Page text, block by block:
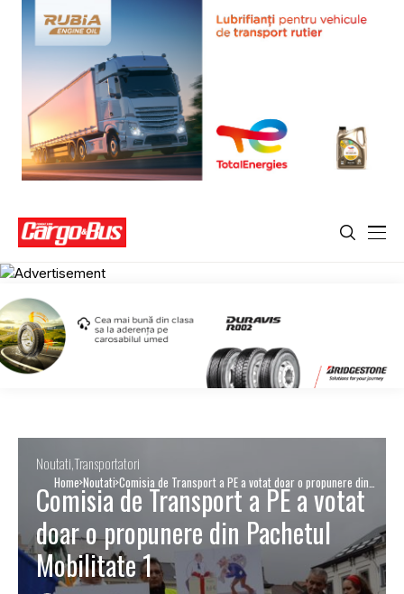
Home Noutati Comisia de Transport a PE a votat doar o propunere din
Pachetul Mobilitate 1
NoutatiTransportatori
Comisia de Transport a PE a votat
doar o propunere din Pachetul
Mobilitate 1